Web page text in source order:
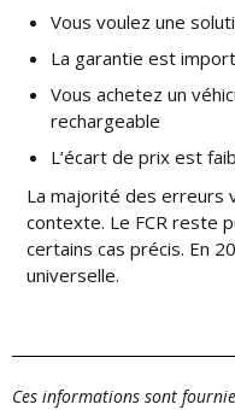
Vous voulez une
La garantie est
Vous achetez un
rechargeable
L’écart de prix est
La majorité des erreurs
contexte. Le FCR reste
certains cas précis. En
universelle.
Ces informations sont